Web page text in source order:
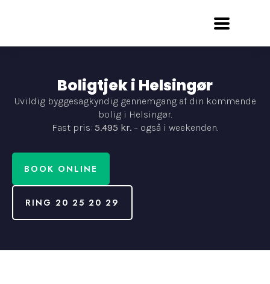
Boligtjek i Helsingør
Uvildig byggesagkyndig gennemgang af din kommende
bolig i Helsingør.
Fast pris: 5.495 kr. – også i weekenden.
BOOK ONLINE
RING 20 25 20 29